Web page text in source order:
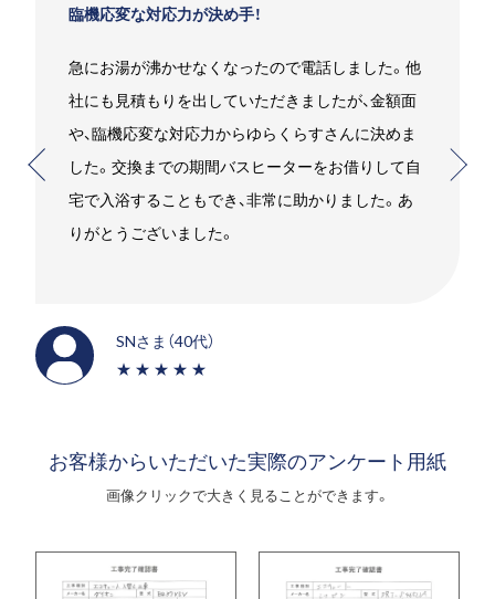
臨機応変な対応力が決め手！
急にお湯が沸かせなくなったので電話しました。他
社にも見積もりを出していただきましたが、金額面
や、臨機応変な対応力からゆらくらすさんに決めま
した。交換までの期間バスヒーターをお借りして自
宅で入浴することもでき、非常に助かりました。あ
りがとうございました。
SNさま（40代）
★★★★★
お客様からいただいた実際のアンケート用紙
画像クリックで大きく見ることができます。